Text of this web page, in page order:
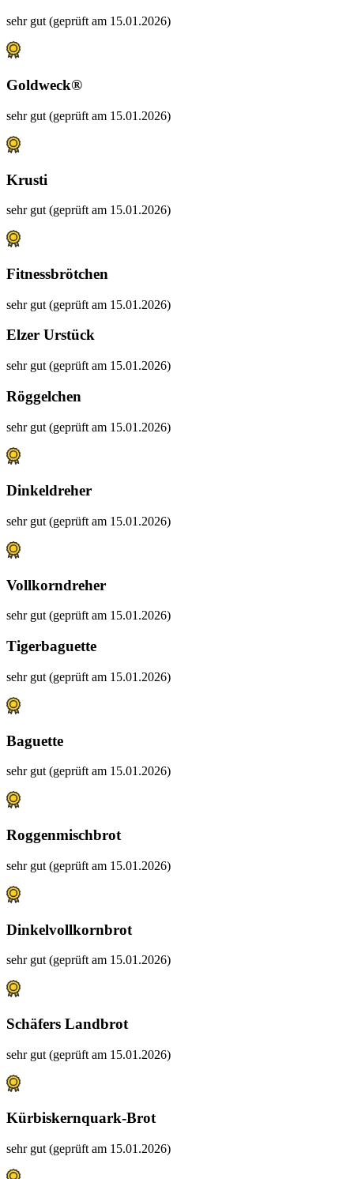
sehr gut (geprüft am 15.01.2026)
Goldweck®
sehr gut (geprüft am 15.01.2026)
Krusti
sehr gut (geprüft am 15.01.2026)
Fitnessbrötchen
sehr gut (geprüft am 15.01.2026)
Elzer Urstück
sehr gut (geprüft am 15.01.2026)
Röggelchen
sehr gut (geprüft am 15.01.2026)
Dinkeldreher
sehr gut (geprüft am 15.01.2026)
Vollkorndreher
sehr gut (geprüft am 15.01.2026)
Tigerbaguette
sehr gut (geprüft am 15.01.2026)
Baguette
sehr gut (geprüft am 15.01.2026)
Roggenmischbrot
sehr gut (geprüft am 15.01.2026)
Dinkelvollkornbrot
sehr gut (geprüft am 15.01.2026)
Schäfers Landbrot
sehr gut (geprüft am 15.01.2026)
Kürbiskernquark-Brot
sehr gut (geprüft am 15.01.2026)